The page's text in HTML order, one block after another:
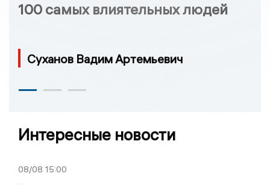
100 самых влиятельных людей
Суханов Вадим Артемьевич
Интересные новости
08/08 15:00